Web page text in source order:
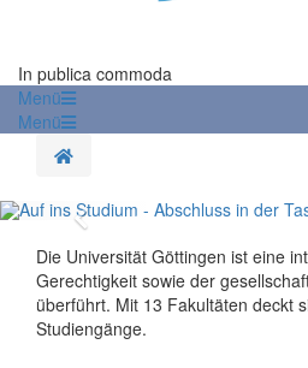
In publica commoda
Menü
Menü
Startseite
Zurück
Die Universität Göttingen ist eine
Gerechtigkeit sowie der
überführt. Mit 13 Fakultäten deckt
Studiengänge.